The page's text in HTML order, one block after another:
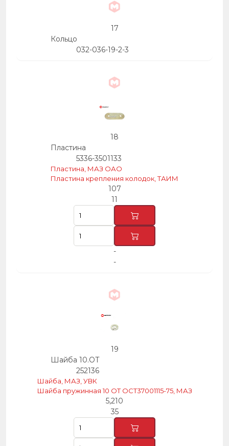
17
Кольцо
032-036-19-2-3
18
Пластина
5336-3501133
Пластина, МАЗ ОАО
Пластина крепления колодок, ТАИМ
107
11
-
-
19
Шайба 10.ОТ
252136
Шайба, МАЗ, УВК
Шайба пружинная 10 ОТ ОСТ37001115-75, МАЗ
5,210
35